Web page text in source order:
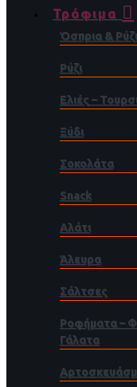
Τρόφιμα
Όσπρια & Ρύζι
Ρύζι
Ελιές –
Ξύδι
Σοκολάτα
Snack
Αλάτι
Άλευρα
Σάλτσες
Ροφήματα –
Γάλατα